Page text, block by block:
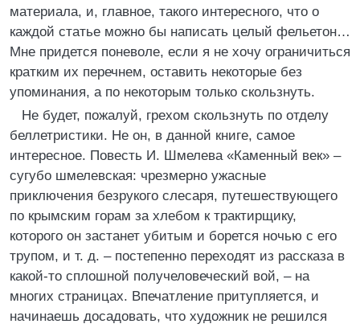
материала, и, главное, такого интересного, что о
каждой статье можно бы написать целый фельетон…
Мне придется поневоле, если я не хочу ограничиться
кратким их перечнем, оставить некоторые без
упоминания, а по некоторым только скользнуть.
Не будет, пожалуй, грехом скользнуть по отделу
беллетристики. Не он, в данной книге, самое
интересное. Повесть И. Шмелева «Каменный век» –
сугубо шмелевская: чрезмерно ужасные
приключения безрукого слесаря, путешествующего
по крымским горам за хлебом к трактирщику,
которого он застанет убитым и борется ночью с его
трупом, и т. д. – постепенно переходят из рассказа в
какой-то сплошной получеловеческий вой, – на
многих страницах. Впечатление притупляется, и
начинаешь досадовать, что художник не решился